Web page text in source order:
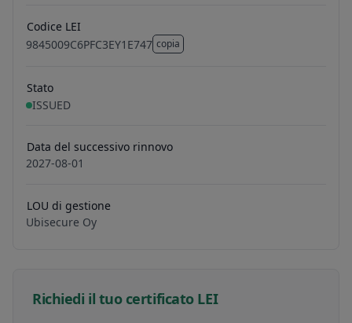
Codice LEI
9845009C6PFC3EY1E747 copia
9845009C6PFC3EY1E747
Stato
ISSUED
Data del successivo rinnovo
2027-08-01
LOU di gestione
Ubisecure Oy
Richiedi il tuo certificato LEI